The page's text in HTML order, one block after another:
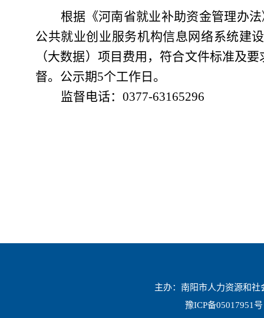
根据《河南省就业补助资金管理办
公共就业创业服务机构信息网络系统建
（大数据）项目费用，符合文件标准及
督。公示期5个工作日。
监督电话： 0377-63165296
主办：南阳市人力资源和
豫ICP备05017951号